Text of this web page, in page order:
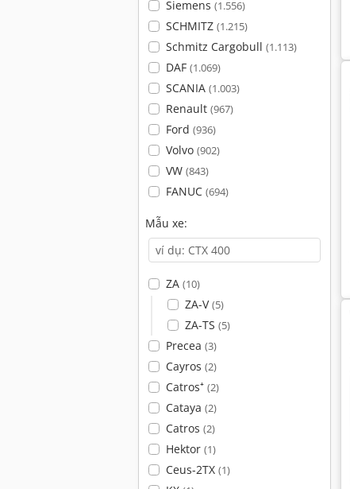
Siemens (1.556)
SCHMITZ (1.215)
Schmitz Cargobull (1.113)
DAF (1.069)
SCANIA (1.003)
Renault (967)
Ford (936)
Volvo (902)
VW (843)
FANUC (694)
Mẫu xe:
ZA (10)
ZA-V(5)
ZA-TS (5)
Precea (3)
Cayros (2)
Catros⁺ (2)
Cataya (2)
Catros (2)
Hektor (1)
Ceus-2TX (1)